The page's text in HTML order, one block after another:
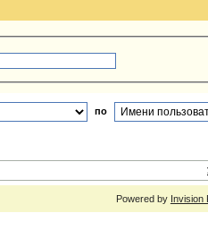
по
Powered by Invision